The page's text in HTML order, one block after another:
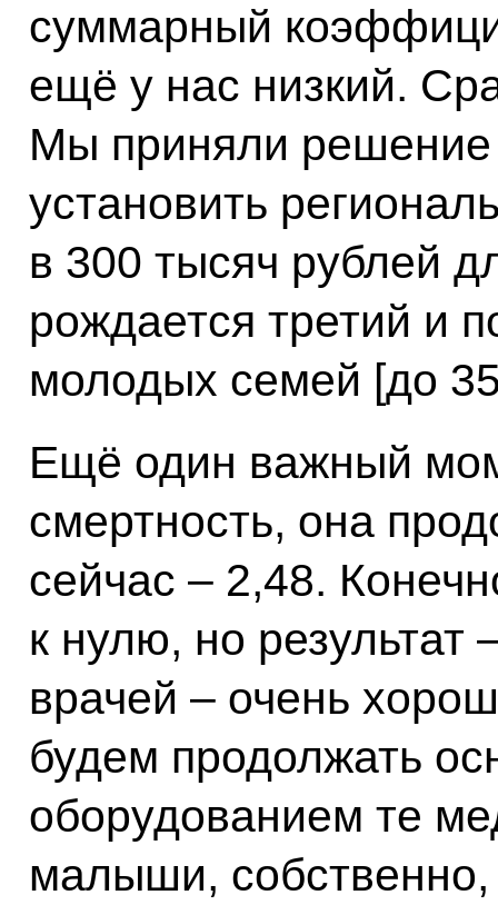
суммарный
ещё у нас низкий.
Мы приняли решение
установить
в 300 тысяч рублей
рождается третий и
молодых семей [до
Ещё один важный
смертность, она
сейчас – 2,48.
к нулю, но результат
врачей – очень
будем продолжать
оборудованием те
малыши,